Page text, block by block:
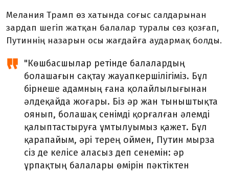
Мелания Трамп өз хатында соғыс салдарынан
зардап шегіп жатқан балалар туралы сөз қозғап,
Путиннің назарын осы жағдайға аудармақ болды.
"Көшбасшылар ретінде балалардың
болашағын сақтау жауапкершілігіміз. Бұл
бірнеше адамның ғана қолайлылығынан
әлдеқайда жоғары. Біз әр жан тыныштықта
оянып, болашақ сенімді қорғалған әлемді
қалыптастыруға ұмтылуымыз қажет. Бұл
қарапайым, әрі терең оймен, Путин мырза
сіз де келісе аласыз деп сенемін: әр
ұрпақтың балалары өмірін пәктіктен